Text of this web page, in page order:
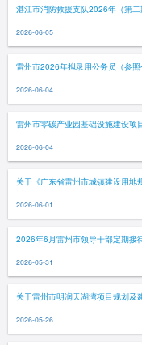
湛江市消防救援支队2026年（第
2026-06-05
雷州市2026年拟录用公务员（参照
2026-06-04
雷州市零碳产业园基础设施建设项
2026-06-04
关于《广东省雷州市城镇建设用地
2026-06-01
2026年6月雷州市领导干部定期接
2026-05-31
关于雷州市明润天湖湾项目规划及
2026-05-26